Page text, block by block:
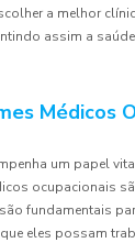
a melhor
assim a
Médicos
um papel
ocupacionais
fundamentais
eles possam